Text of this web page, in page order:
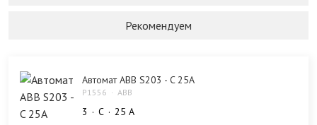
Рекомендуем
Автомат ABB S203 - C 25A
P1556 ABB
3 C 25 А